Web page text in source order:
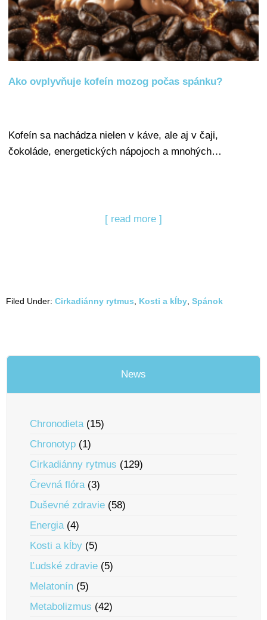
Ako ovplyvňuje kofeín mozog počas spánku?
Kofeín sa nachádza nielen v káve, ale aj v čaji,
čokoláde, energetických nápojoch a mnohých…
[ read more ]
Filed Under: Cirkadiánny rytmus Kosti a kĺby Spánok
News
Chronodieta(15)
Chronotyp (1)
Cirkadiánny rytmus (129)
Črevná flóra(3)
Duševné zdravie (58)
Energia(4)
Kosti a kĺby (5)
Ľudské zdravie (5)
Melatonín (5)
Metabolizmus (42)